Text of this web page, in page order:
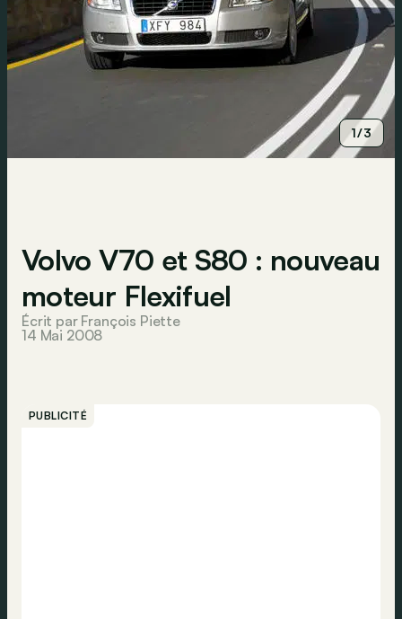
1/3
Volvo V70 et S80 : nouveau
moteur Flexifuel
Écrit par François Piette
14 Mai 2008
PUBLICITÉ